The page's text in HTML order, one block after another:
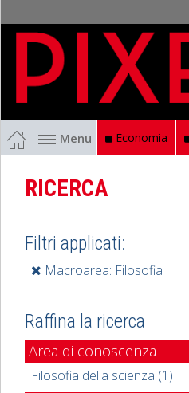
Menu Economia
RICERCA
Filtri applicati:
Macroarea: Filosofia
Raffina la ricerca
Area di conoscenza
Filosofia della scienza (1)